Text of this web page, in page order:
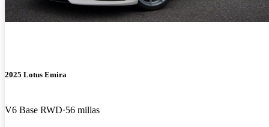
2025 Lotus Emira
V6 Base RWD 56 millas